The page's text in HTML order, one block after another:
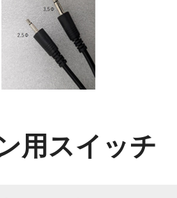
用スイッチ